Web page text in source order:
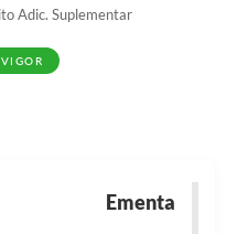
Adic. Suplementar
Ementa